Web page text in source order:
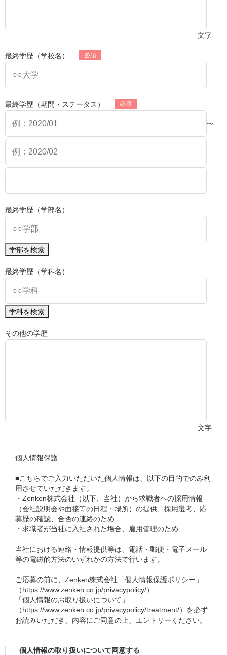
文字
最終学歴（学校名）
最終学歴（期間・ステータス）
〜
最終学歴（学部名）
学部を検索
最終学歴（学科名）
学科を検索
その他の学歴
文字
個人情報保護
■こちらでご入力いただいた個人情報は、以下の目的でのみ利
用させていただきます。
・Zenken株式会社（以下、当社）から求職者への採用情報
（会社説明会や面接等の日程・場所）の提供、採用選考、応
募歴の確認、合否の連絡のため
・求職者が当社に入社された場合、雇用管理のため
当社における連絡・情報提供等は、電話・郵便・電子メール
等の電磁的方法のいずれかの方法で行います。
ご応募の前に、Zenken株式会社「個人情報保護ポリシー」
（https://www.zenken.co.jp/privacypolicy/）
「個人情報のお取り扱いについて」
（https://www.zenken.co.jp/privacypolicy/treatment/）を必ず
お読みいただき、内容にご同意の上、エントリーください。
個人情報の取り扱いについて同意する